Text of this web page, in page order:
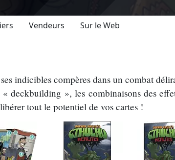
Vendeurs Sur le Web
indicibles compères dans un combat
deckbuilding », les combinaisons des
tout le potentiel de vos cartes !